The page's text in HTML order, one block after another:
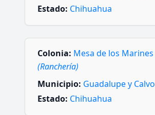
Estado: Chihuahua
Colonia: Mesa de los Marines
(Ranchería)
Municipio: Guadalupe y Calvo
Estado: Chihuahua